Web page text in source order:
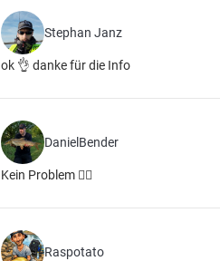
Stephan Janz
ok 👌 danke für die Info
DanielBender
Kein Problem 👍🏻
Raspotato